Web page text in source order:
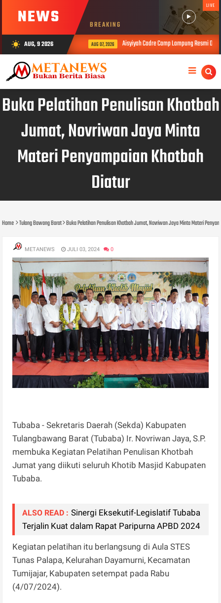
NEWS BREAKING
LIVE
wb_sunny AUG, 9 2026 AUG 07, 2026 Aisyiyah Cadre Camp Lampung Resmi
Buka Pelatihan Penulisan Khotbah
Jumat, Novriwan Jaya Minta
Materi Penyampaian Khotbah
Diatur
Home Tulang Bawang Barat Buka Pelatihan Penulisan Khotbah Jumat, Novriwan Jaya Minta Materi
METANEWS JULI 03, 2024 0
Tubaba - Sekretaris Daerah (Sekda) Kabupaten
Tulangbawang Barat (Tubaba) Ir. Novriwan Jaya, S.P.
membuka Kegiatan Pelatihan Penulisan Khotbah
Jumat yang diikuti seluruh Khotib Masjid Kabupaten
Tubaba.
ALSO READ : Sinergi Eksekutif-Legislatif Tubaba
Terjalin Kuat dalam Rapat Paripurna APBD 2024
Kegiatan pelatihan itu berlangsung di Aula STES
Tunas Palapa, Kelurahan Dayamurni, Kecamatan
Tumijajar, Kabupaten setempat pada Rabu
(4/07/2024).